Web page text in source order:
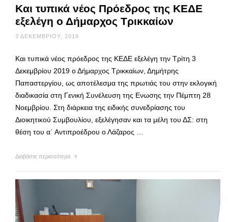
Και τυπικά νέος Πρόεδρος της ΚΕΔΕ
εξελέγη ο Δήμαρχος Τρικκαίων
3 ΔΕΚΕΜΒΡΊΟΥ, 2019
Και τυπικά νέος πρόεδρος της ΚΕΔΕ εξελέγη την Τρίτη 3
Δεκεμβρίου 2019 ο Δήμαρχος Τρικκαίων, Δημήτρης
Παπαστεργίου, ως αποτέλεσμα της πρωτιάς του στην εκλογική
διαδικασία στη Γενική Συνέλευση της Ενωσης την Πέμπτη 28
Νοεμβρίου. Στη διάρκεια της ειδικής συνεδρίασης του
Διοικητικού Συμβουλίου, εξελέγησαν και τα μέλη του ΔΣ: στη
θέση του α΄ Αντιπροέδρου ο Λάζαρος …
Διαβάστε περισσότερα